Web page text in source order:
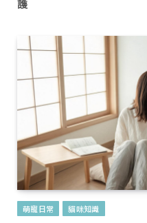
護
萌寵日常
貓咪知識